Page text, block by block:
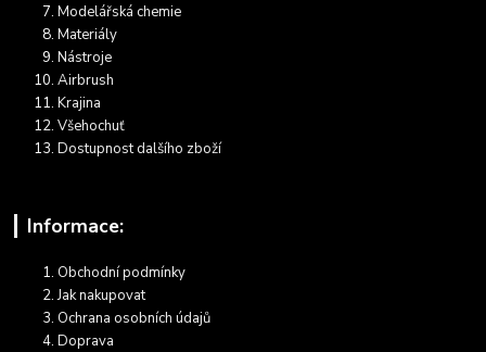
Modelářská chemie
Materiály
Nástroje
Airbrush
Krajina
Všehochuť
Dostupnost dalšího zboží
Informace:
Obchodní podmínky
Jak nakupovat
Ochrana osobních údajů
Doprava